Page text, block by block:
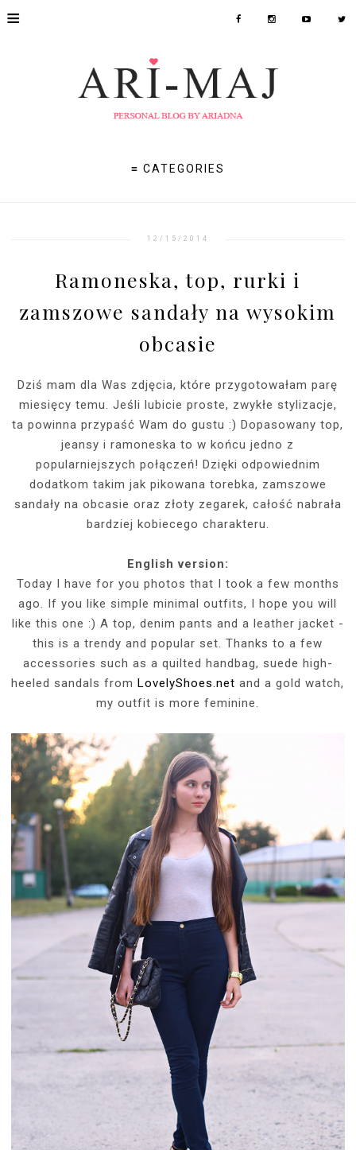
≡
≡ CATEGORIES
12/15/2014
Ramoneska, top, rurki i
zamszowe sandały na wysokim
obcasie
Dziś mam dla Was zdjęcia, które przygotowałam parę
miesięcy temu. Jeśli lubicie proste, zwykłe stylizacje,
ta powinna przypaść Wam do gustu :) Dopasowany top,
jeansy i ramoneska to w końcu jedno z
popularniejszych połączeń! Dzięki odpowiednim
dodatkom takim jak pikowana torebka, zamszowe
sandały na obcasie oraz złoty zegarek, całość nabrała
bardziej kobiecego charakteru.
English version:
Today I have for you photos that I took a few months
ago. If you like simple minimal outfits, I hope you will
like this one :) A top, denim pants and a leather jacket -
this is a trendy and popular set. Thanks to a few
accessories such as a quilted handbag, suede high-
heeled sandals fromLovelyShoes.netand a gold watch,
my outfit is more feminine.